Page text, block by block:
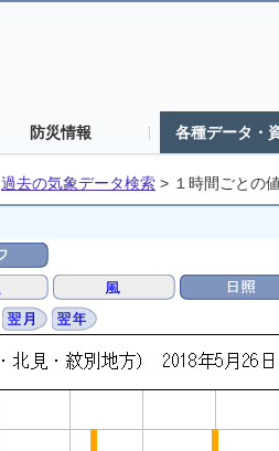
防災情報 各種データ・
過去の気象データ検索 > １時間ごとの